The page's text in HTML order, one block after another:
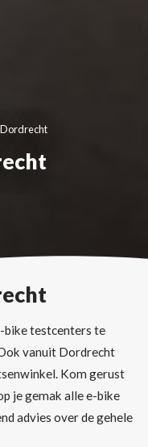
bike testcenters te
vanuit Dordrecht
Kom gerust
je gemak alle e-bike
advies over de gehele